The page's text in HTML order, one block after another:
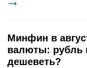
Минфин в
валюты: рубль
дешеветь?